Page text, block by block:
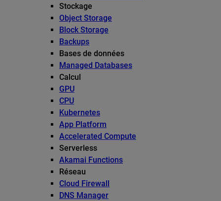
Stockage
Object Storage
Block Storage
Backups
Bases de données
Managed Databases
Calcul
GPU
CPU
Kubernetes
App Platform
Accelerated Compute
Serverless
Akamai Functions
Réseau
Cloud Firewall
DNS Manager